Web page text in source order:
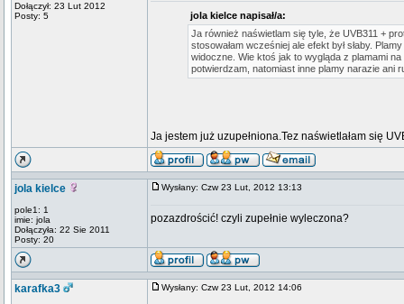
Dołączył: 23 Lut 2012
Posty: 5
jola kielce napisał/a:
Ja również naświetlam się tyle, że UVB311 +
stosowałam wcześniej ale efekt był słaby.
widoczne. Wie ktoś jak to wygląda z plamami
potwierdzam, natomiast inne plamy narazie ani
Ja jestem już uzupełniona.Tez naświetlałam się
jola kielce
pole1: 1
imie: jola
Dołączyła: 22 Sie 2011
Posty: 20
Wysłany: Czw 23 Lut, 2012 13:13
pozazdrościć! czyli zupełnie wyleczona?
karafka3 Wysłany: Czw 23 Lut, 2012 14:06